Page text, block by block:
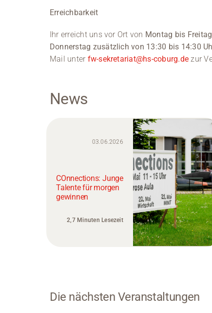
Erreichbarkeit
Ihr erreicht uns vor Ort von Montag bis
Donnerstag zusätzlich von 13:30 bis 14:30
Mail unter fw-sekretariat@hs-coburg.de zur
News
03.06.2026
COnnections: Junge
Talente für morgen
gewinnen
2,7 Minuten Lesezeit
Die nächsten Veranstaltungen